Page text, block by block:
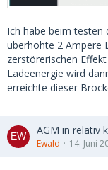
Ich habe beim testen
überhöhte 2 Ampere
zerstörerischen
Ladeenergie wird
erreichte dieser
AGM in relativ
Ewald 14. Juni